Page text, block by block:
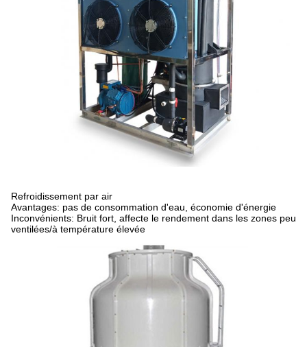
Refroidissement par air
Avantages: pas de consommation d'eau, économie d'énergie
Inconvénients: Bruit fort, affecte le rendement dans les zones peu
ventilées/à température élevée